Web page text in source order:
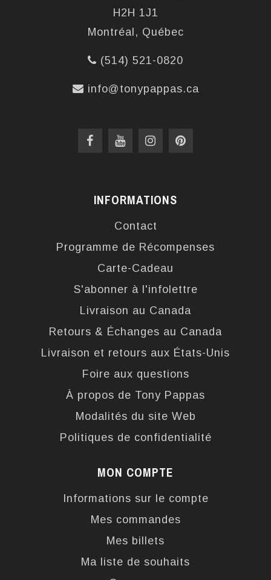
H2H 1J1
Montréal, Québec
(514) 521-0820
info@tonypappas.ca
INFORMATIONS
Contact
Programme de Récompenses
Carte-Cadeau
S'abonner à l'infolettre
Livraison au Canada
Retours & Échanges au Canada
Livraison et retours aux États-Unis
Foire aux questions
À propos de Tony Pappas
Modalités du site Web
Politiques de confidentialité
MON COMPTE
Informations sur le compte
Mes commandes
Mes billets
Ma liste de souhaits